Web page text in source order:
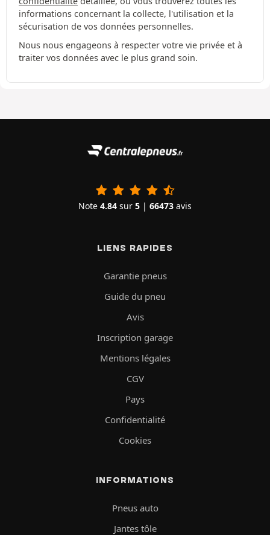
informations concernant la collecte, l'utilisation et la
sécurisation de vos données personnelles.
Nous nous engageons à respecter votre vie privée et à
traiter vos données avec le plus grand soin.
Note 4.84 sur 5 | 66473 avis
LIENS RAPIDES
Garantie pneus
Guide du pneu
Avis
Inscription garage
Mentions légales
CGV
Pays
Confidentialité
Cookies
INFORMATIONS
Pneus auto
Jantes tôle